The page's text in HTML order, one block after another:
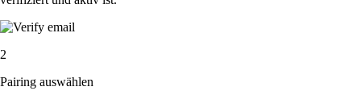
2
Pairing auswählen